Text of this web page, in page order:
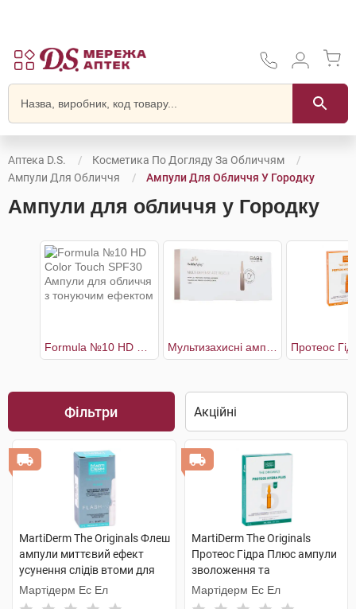
Аптека D.S.
Косметика По Догляду За Обличчям
Ампули Для Обличчя
Ампули Для Обличчя У Городку
Ампули для обличчя у Городку
Фільтри
MartiDerm The Originals Флеш
ампули миттєвий ефект
усунення слідів втоми для
всіх типів шкіри 2 мл 1
ампула
Мартідерм Ес Ел
MartiDerm The Originals
Протеос Гідра Плюс ампули
зволоження та
антиоксидантна дія для
сухої шкіри 2 мл 5 ампул
Мартідерм Ес Ел